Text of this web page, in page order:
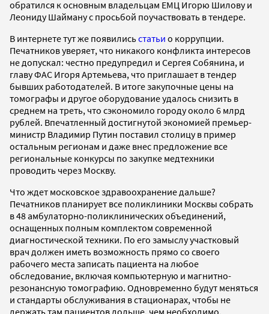
обратился к основным владельцам ЕМЦ Игорю Шилову и
Леониду Шайману с просьбой поучаствовать в тендере.
В интернете тут же появилисьстатьи о коррупции.
Печатников уверяет, что никакого конфликта интересов
не допускал: честно предупредил и Сергея Собянина, и
главу ФАС Игоря Артемьева, что приглашает в тендер
бывших работодателей. В итоге закупочные цены на
томографы и другое оборудование удалось снизить в
среднем на треть, что сэкономило городу около 6 млрд
рублей. Впечатленный достигнутой экономией премьер-
министр Владимир Путин поставил столицу в пример
остальным регионам и даже внес предложение все
региональные конкурсы по закупке медтехники
проводить через Москву.
Что ждет московское здравоохранение дальше?
Печатников планирует все поликлиники Москвы собрать
в 48 амбулаторно-поликлинических объединений,
оснащенных полным комплектом современной
диагностической техники. По его замыслу участковый
врач должен иметь возможность прямо со своего
рабочего места записать пациента на любое
обследование, включая компьютерную и магнитно-
резонансную томографию. Одновременно будут меняться
и стандарты обслуживания в стационарах, чтобы не